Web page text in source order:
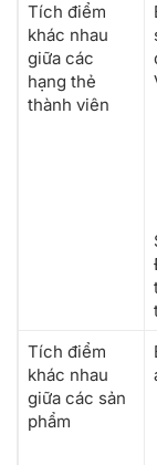
Tích điểm
khác nhau
giữa các
hạng thẻ
thành viên
Tích điểm
khác nhau
giữa các sản
phẩm